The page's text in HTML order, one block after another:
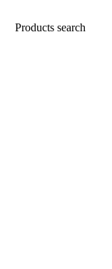
Products search